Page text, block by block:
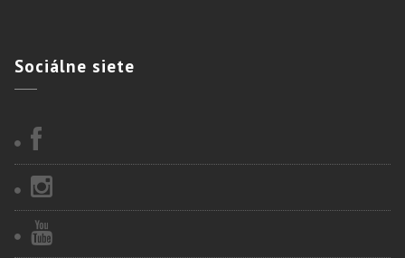
Sociálne siete